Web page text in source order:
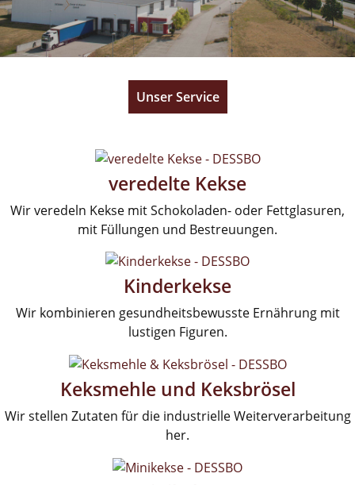
Unser Service
veredelte Kekse
Wir veredeln Kekse mit Schokoladen- oder Fettglasuren,
mit Füllungen und Bestreuungen.
Kinderkekse
Wir kombinieren gesundheitsbewusste Ernährung mit
lustigen Figuren.
Keksmehle und Keksbrösel
Wir stellen Zutaten für die industrielle Weiterverarbeitung
her.